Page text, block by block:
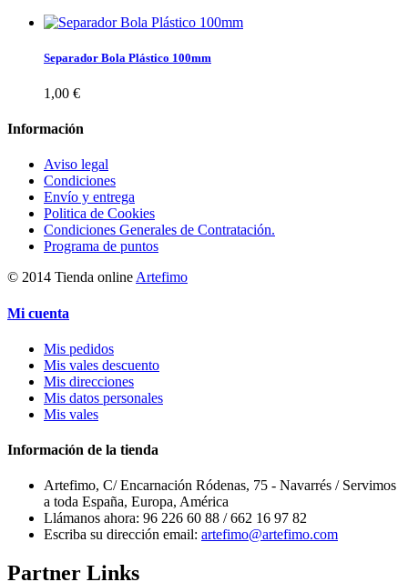
Separador Bola Plástico 100mm
1,00 €
Información
Aviso legal
Condiciones
Envío y entrega
Politica de Cookies
Condiciones Generales de Contratación.
Programa de puntos
© 2014 Tienda online Artefimo
Mi cuenta
Mis pedidos
Mis vales descuento
Mis direcciones
Mis datos personales
Mis vales
Información de la tienda
Artefimo, C/ Encarnación Ródenas, 75 - Navarrés / Servimos
a toda España, Europa, América
Llámanos ahora: 96 226 60 88 / 662 16 97 82
Escriba su dirección email: artefimo@artefimo.com
Partner Links